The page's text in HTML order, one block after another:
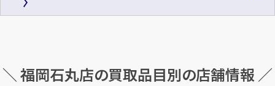
＼ 福岡石丸店の買取品目別の店舗情報 ／